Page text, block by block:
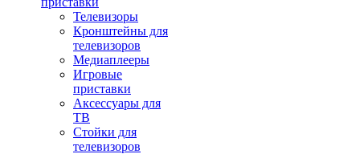
Телевизоры
Кронштейны для
телевизоров
Медиаплееры
Игровые
приставки
Аксессуары для
ТВ
Стойки для
телевизоров